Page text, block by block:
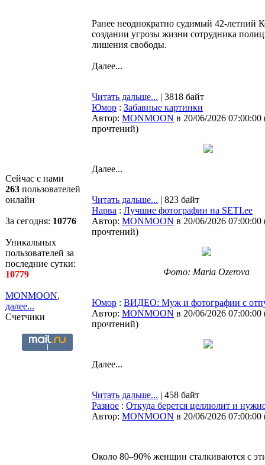
Сейчас с нами
263 пользователей
онлайн
За сегодня: 10776
Уникальных
пользователей за
последние сутки:
10779
MONMOON,
далее...
Счетчики
Ранее неоднократно судимый 42-летний
создании угрозы жизни сотрудника
лишения свободы.
Далее...
Читать дальше... | 3818 байт
Юмор : Забавные картинки
Автор: MONMOON в 20/06/2026 07:00:00
прочтений)
Далее...
Читать дальше... | 823 байт
Нарва : Лучшие фотографии на SETI.ee
Автор: MONMOON в 20/06/2026 07:00:00
прочтений)
Фото: Maria Ozerova
Юмор : ВИДЕО: Муж и фотографии с
Автор: MONMOON в 20/06/2026 07:00:00
прочтений)
Далее...
Читать дальше... | 458 байт
Разное : Откуда берется целлюлит и
Автор: MONMOON в 20/06/2026 07:00:00
Около 80–90% женщин сталкиваются с